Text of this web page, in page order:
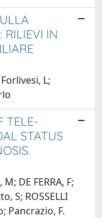
RILIEVI IN
L;
TELE-
STATUS
DE FERRA, F;
S; ROSSELLI
Pancrazio, F.